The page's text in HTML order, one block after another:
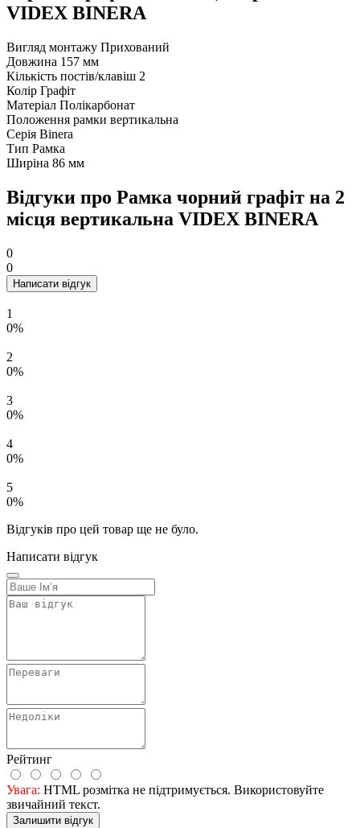
VIDEX BINERA
Вигляд монтажу Прихований
Довжина 157 мм
Кількість постів/клавіш 2
Колір Графіт
Матеріал Полікарбонат
Положення рамки вертикальна
Серія Binera
Тип Рамка
Ширіна 86 мм
Відгуки про Рамка чорний графіт на 2
місця вертикальна VIDEX BINERA
0
0
Написати відгук
1
0%
2
0%
3
0%
4
0%
5
0%
Відгуків про цей товар ще не було.
Написати відгук
Рейтинг
Увага: HTML розмітка не підтримується. Використовуйте
звичайний текст.
Залишити відгук